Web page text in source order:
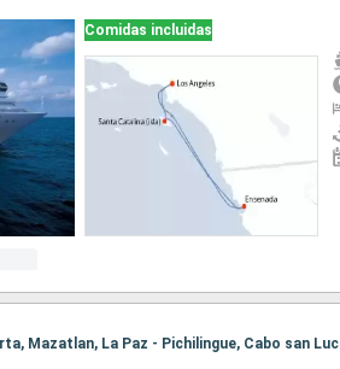
Comidas incluidas
Mazatlan, La Paz - Pichilingue, Cabo san